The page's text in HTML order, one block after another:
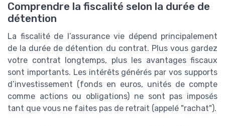
Comprendre la fiscalité selon la durée de
détention
La fiscalité de l’assurance vie dépend principalement
de la durée de détention du contrat. Plus vous gardez
votre contrat longtemps, plus les avantages fiscaux
sont importants. Les intérêts générés par vos supports
d’investissement (fonds en euros, unités de compte
comme actions ou obligations) ne sont pas imposés
tant que vous ne faites pas de retrait (appelé "rachat").